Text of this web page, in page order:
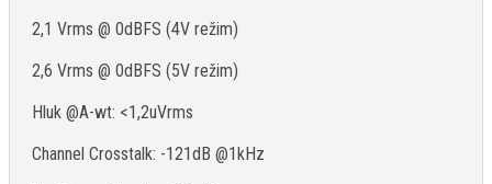
2,1 Vrms @ 0dBFS (4V režim)
2,6 Vrms @ 0dBFS (5V režim)
Hluk @A-wt: <1,2uVrms
Channel Crosstalk: -121dB @1kHz